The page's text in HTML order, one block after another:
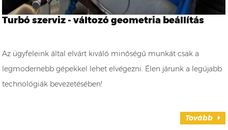
Turbó szerviz - változó geometria beállítás
Az ügyfeleink által elvárt kiváló minőségű munkát csak a
legmodernebb gépekkel lehet elvégezni. Élen járunk a legújabb
technológiák bevezetésében!
Tovább